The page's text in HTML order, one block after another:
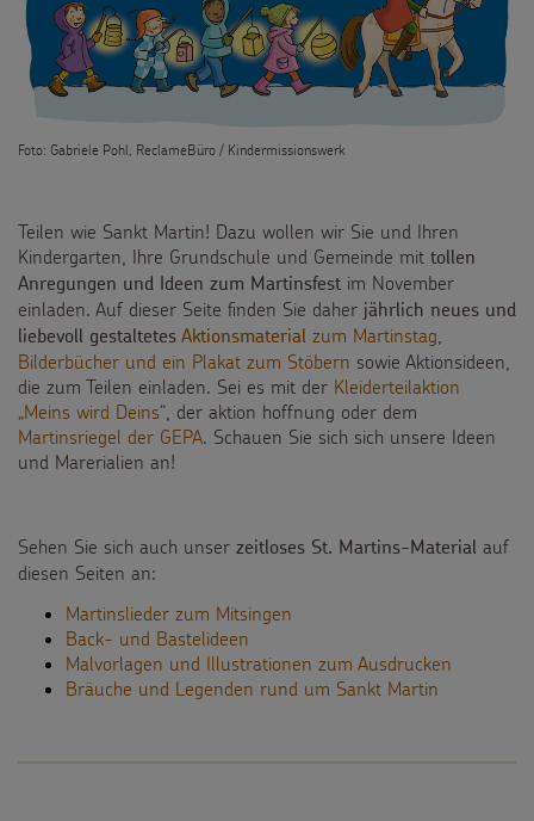
Flucht
Kinderarbeit
Behinderung
Weltmissionstag der Kinder
Weihnachten Weltweit
Basteln & Aktionen
SPENDEN
Pate werden
Sternsinger-Spendenaktionen
Spendenformular
Spendenmöglichkeiten
Unternehmensspenden
Sternsinger-Stiftung
FÜR KINDER
Die Sternsinger auf WhatsApp
Backen und Basteln
Videos
Sternsinger-Steckbrief
Spiele
Über uns
Kontakt
SHOP SPENDEN
Foto: Gabriele Pohl, ReclameBüro / Kindermissionswerk
Teilen wie Sankt Martin! Dazu wollen wir Sie und Ihren
Kindergarten, Ihre Grundschule und Gemeinde mit tollen
Anregungen und Ideen zum Martinsfest im November
einladen. Auf dieser Seite finden Sie daher jährlich neues und
liebevoll gestaltetes Aktionsmaterial zum Martinstag,
Bilderbücher und ein Plakat zum Stöbern sowie Aktionsideen,
die zum Teilen einladen. Sei es mit der Kleiderteilaktion
„Meins wird Deins“, der aktion hoffnung oder dem
Martinsriegel der GEPA. Schauen Sie sich sich unsere Ideen
und Marerialien an!
Sehen Sie sich auch unser zeitloses St. Martins-Material
auf
diesen Seiten an:
Martinslieder zum Mitsingen
Back- und Bastelideen
Malvorlagen und Illustrationen zum Ausdrucken
Bräuche und Legenden rund um Sankt Martin